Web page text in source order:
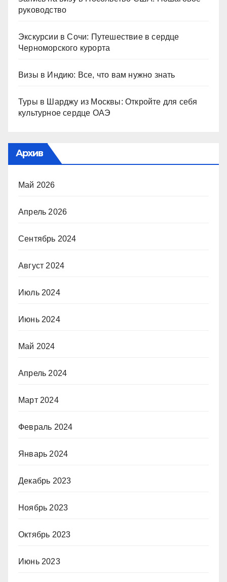
руководство
Экскурсии в Сочи: Путешествие в сердце
Черноморского курорта
Визы в Индию: Все, что вам нужно знать
Туры в Шарджу из Москвы: Откройте для себя
культурное сердце ОАЭ
Архив
Май 2026
Апрель 2026
Сентябрь 2024
Август 2024
Июль 2024
Июнь 2024
Май 2024
Апрель 2024
Март 2024
Февраль 2024
Январь 2024
Декабрь 2023
Ноябрь 2023
Октябрь 2023
Июнь 2023